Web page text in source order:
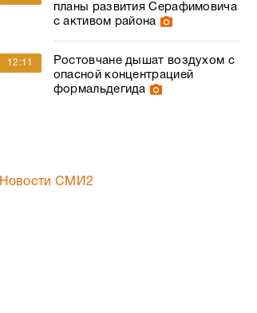
планы развития Серафимовича
с активом района
12:11
Ростовчане дышат воздухом с
опасной концентрацией
формальдегида
Новости СМИ2